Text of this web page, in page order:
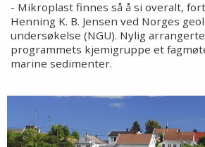
- Mikroplast finnes så å si overalt,
Henning K. B. Jensen ved Norges
undersøkelse (NGU). Nylig
programmets kjemigruppe et
marine sedimenter.